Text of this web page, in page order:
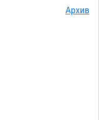
астраханские
«драконам»
на
Архив